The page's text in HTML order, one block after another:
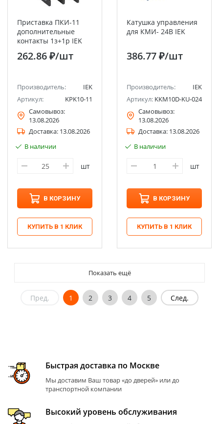
Приставка ПКИ-11
дополнительные
контакты 1з+1р IEK
262.86 ₽/шт
Производитель:
IEK
Артикул:
KPK10-11
Самовывоз:
13.08.2026
Доставка: 13.08.2026
В наличии
шт
В КОРЗИНУ
КУПИТЬ В 1 КЛИК
Катушка управления
для КМИ- 24В IEK
386.77 ₽/шт
Производитель:
IEK
Артикул: KKM10D-KU-024
Самовывоз:
13.08.2026
Доставка: 13.08.2026
В наличии
шт
В КОРЗИНУ
КУПИТЬ В 1 КЛИК
Показать ещё
Пред. 1 2 3 4 5 След.
Быстрая доставка по Москве
Мы доставим Ваш товар «до дверей» или до
транспортной компании
Высокий уровень обслуживания